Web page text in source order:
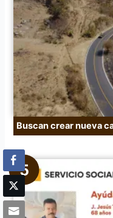
Buscan crear nueva